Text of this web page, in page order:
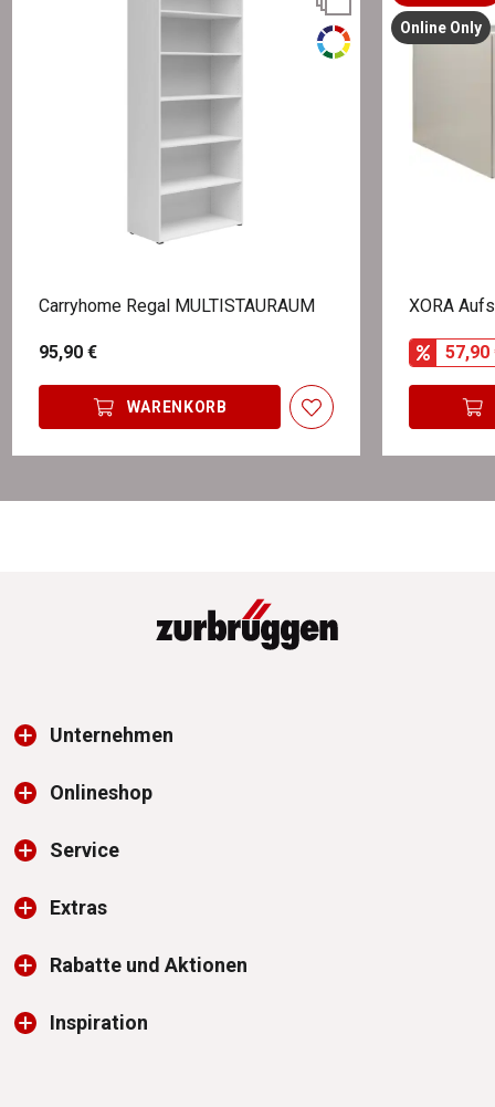
Carryhome Regal MULTISTAURAUM
95,90 €
WARENKORB
Online Only
XORA
57,90
Unternehmen
Onlineshop
Service
Extras
Rabatte und Aktionen
Inspiration